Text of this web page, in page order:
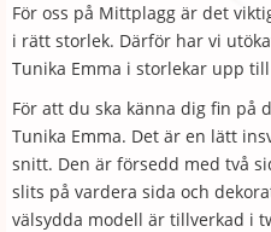
För oss på Mittplagg är det
i rätt storlek. Därför har vi
Tunika Emma i storlekar upp till
För att du ska känna dig fin på
Tunika Emma. Det är en lätt
snitt. Den är försedd med två
slits på vardera sida och
välsydda modell är tillverkad i